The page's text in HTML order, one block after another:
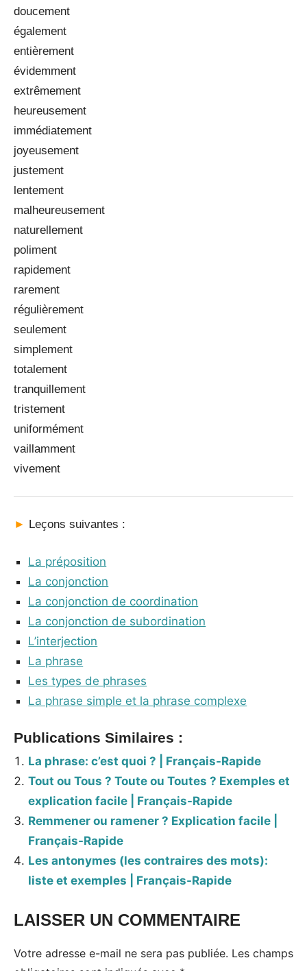
doucement
également
entièrement
évidemment
extrêmement
heureusement
immédiatement
joyeusement
justement
lentement
malheureusement
naturellement
poliment
rapidement
rarement
régulièrement
seulement
simplement
totalement
tranquillement
tristement
uniformément
vaillamment
vivement
► Leçons suivantes :
La préposition
La conjonction
La conjonction de coordination
La conjonction de subordination
L’interjection
La phrase
Les types de phrases
La phrase simple et la phrase complexe
Publications Similaires :
La phrase: c’est quoi ? | Français-Rapide
Tout ou Tous ? Toute ou Toutes ? Exemples et
explication facile | Français-Rapide
Remmener ou ramener ? Explication facile |
Français-Rapide
Les antonymes (les contraires des mots):
liste et exemples | Français-Rapide
LAISSER UN COMMENTAIRE
Votre adresse e-mail ne sera pas publiée. Les champs